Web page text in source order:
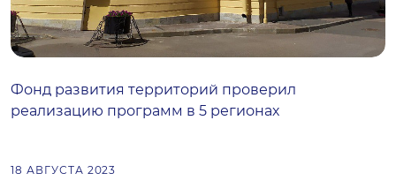
Фонд развития территорий проверил
реализацию программ в 5 регионах
18 АВГУСТА 2023